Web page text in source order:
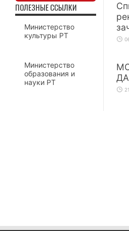
ПОЛЕЗНЫЕ ССЫЛКИ
Министерство
культуры РТ
Министерство
образования и
науки РТ